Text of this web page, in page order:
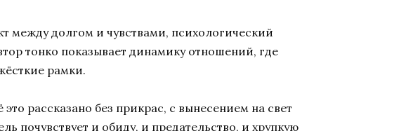
между долгом и чувствами, психологический
тонко показывает динамику отношений, где
рамки.
рассказано без прикрас, с вынесением на свет
почувствует и обиду, и предательство, и хрупкую